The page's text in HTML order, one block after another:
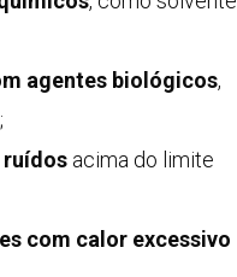
agentes biológicos,
ruídos acima do limite
com calor excessivo